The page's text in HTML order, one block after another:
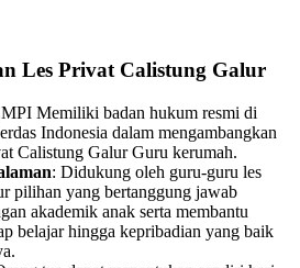
Les Privat Calistung Galur
Memiliki badan hukum resmi di
Indonesia dalam mengambangkan
Calistung Galur Guru kerumah.
: Didukung oleh guru-guru les
pilihan yang bertanggung jawab
akademik anak serta membantu
belajar hingga kepribadian yang baik